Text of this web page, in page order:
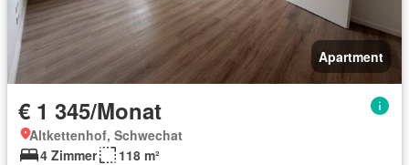
Apartment
€ 1 345/Monat
Altkettenhof, Schwechat
4 Zimmer
118 m²